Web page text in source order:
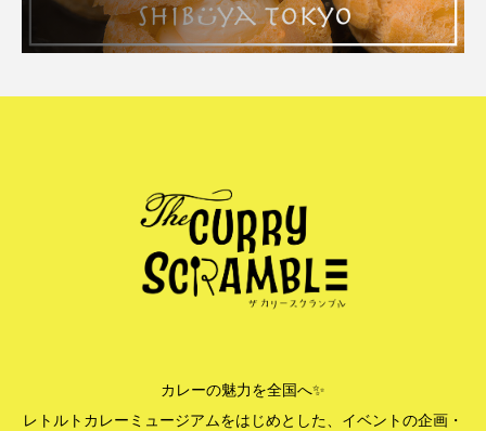
カレーの魅力を全国へ✨
レトルトカレーミュージアムをはじめとした、イベントの企画・